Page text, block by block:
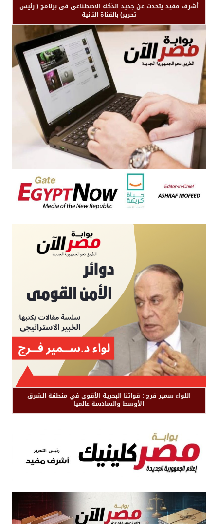
أشرف مفيد يتحدث عن جديد الذكاء الاصطناعى فى برنامج ( رئيس
تحرير) بالقناة الثانية
اللواء سمير فرج : قواتنا البحرية الأقوى في منطقة الشرق
الأوسط والسادسة عالميا